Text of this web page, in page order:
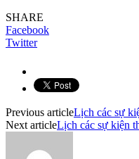
SHARE
Facebook
Twitter
Previous articleLịch các sự
Next articleLịch các sự kiện